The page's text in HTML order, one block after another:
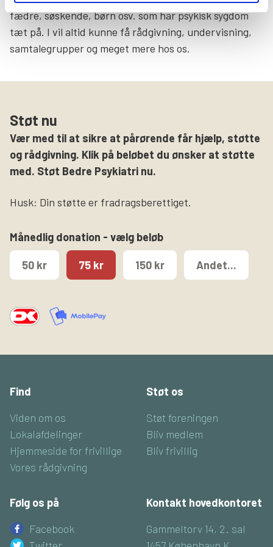
fædre, søskende, børn osv. som har psykisk sygdom
tæt på. I vil altid kunne få rådgivning, undervisning,
samtalegrupper og meget mere hos os.
Støt nu
Vær med til at sikre at pårørende får hjælp, støtte
og rådgivning. Klik på beløbet du ønsker at støtte
med. Støt Bedre Psykiatri nu.
Husk: Din støtte er fradragsberettiget.
Månedlig donation - vælg beløb
50 kr 75 kr 150 kr Andet...
Find
Viden om os
Lokalafdelinger
Hjemmeside for frivillige
Vores rådgivning
Støt os
Støt foreningen
Bliv medlem
Bliv frivillig
Følg os på
Facebook
Kontakt hovedkontoret
Gammeltorv 14, 2. sal